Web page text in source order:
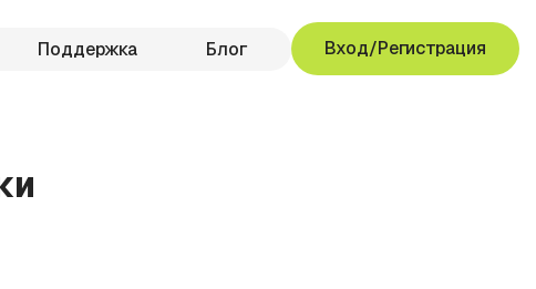
Поддержка Блог Вход/Регистрация